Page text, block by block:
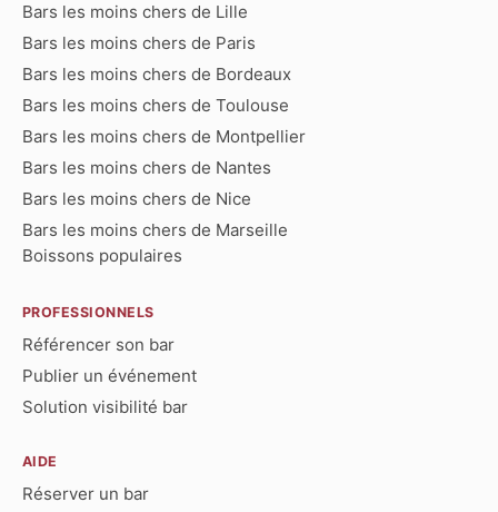
Bars les moins chers de Lille
Bars les moins chers de Paris
Bars les moins chers de Bordeaux
Bars les moins chers de Toulouse
Bars les moins chers de Montpellier
Bars les moins chers de Nantes
Bars les moins chers de Nice
Bars les moins chers de Marseille
Boissons populaires
PROFESSIONNELS
Référencer son bar
Publier un événement
Solution visibilité bar
AIDE
Réserver un bar